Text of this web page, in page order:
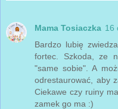
Mama Tosiaczka 16
Bardzo lubię
fortec. Szkoda, ze
"same sobie". A
odrestaurować, aby
Ciekawe czy ruiny
zamek go ma :)